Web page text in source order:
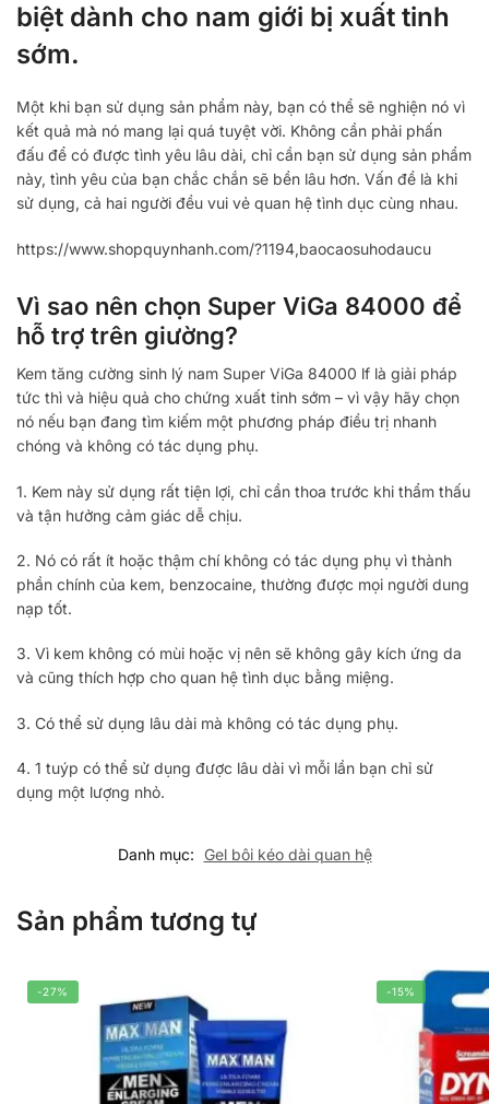
biệt dành cho nam giới bị xuất tinh
sớm.
Một khi bạn sử dụng sản phẩm này, bạn có thể sẽ nghiện nó vì
kết quả mà nó mang lại quá tuyệt vời. Không cần phải phấn
đấu để có được tình yêu lâu dài, chỉ cần bạn sử dụng sản phẩm
này, tình yêu của bạn chắc chắn sẽ bền lâu hơn. Vấn đề là khi
sử dụng, cả hai người đều vui vẻ quan hệ tình dục cùng nhau.
https://www.shopquynhanh.com/?1194,baocaosuhodaucu
Vì sao nên chọn Super ViGa 84000 để
hỗ trợ trên giường?
Kem tăng cường sinh lý nam Super ViGa 84000 lf là giải pháp
tức thì và hiệu quả cho chứng xuất tinh sớm – vì vậy hãy chọn
nó nếu bạn đang tìm kiếm một phương pháp điều trị nhanh
chóng và không có tác dụng phụ.
1. Kem này sử dụng rất tiện lợi, chỉ cần thoa trước khi thẩm thấu
và tận hưởng cảm giác dễ chịu.
2. Nó có rất ít hoặc thậm chí không có tác dụng phụ vì thành
phần chính của kem, benzocaine, thường được mọi người dung
nạp tốt.
3. Vì kem không có mùi hoặc vị nên sẽ không gây kích ứng da
và cũng thích hợp cho quan hệ tình dục bằng miệng.
3. Có thể sử dụng lâu dài mà không có tác dụng phụ.
4. 1 tuýp có thể sử dụng được lâu dài vì mỗi lần bạn chỉ sử
dụng một lượng nhỏ.
Danh mục: Gel bôi kéo dài quan hệ
Sản phẩm tương tự
-27% -15%